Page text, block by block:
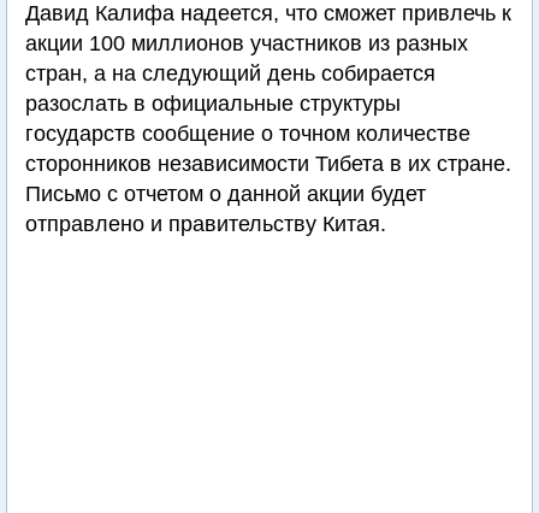
Давид Калифа надеется, что сможет привлечь к
акции 100 миллионов участников из разных
стран, а на следующий день собирается
разослать в официальные структуры
государств сообщение о точном количестве
сторонников независимости Тибета в их стране.
Письмо с отчетом о данной акции будет
отправлено и правительству Китая.